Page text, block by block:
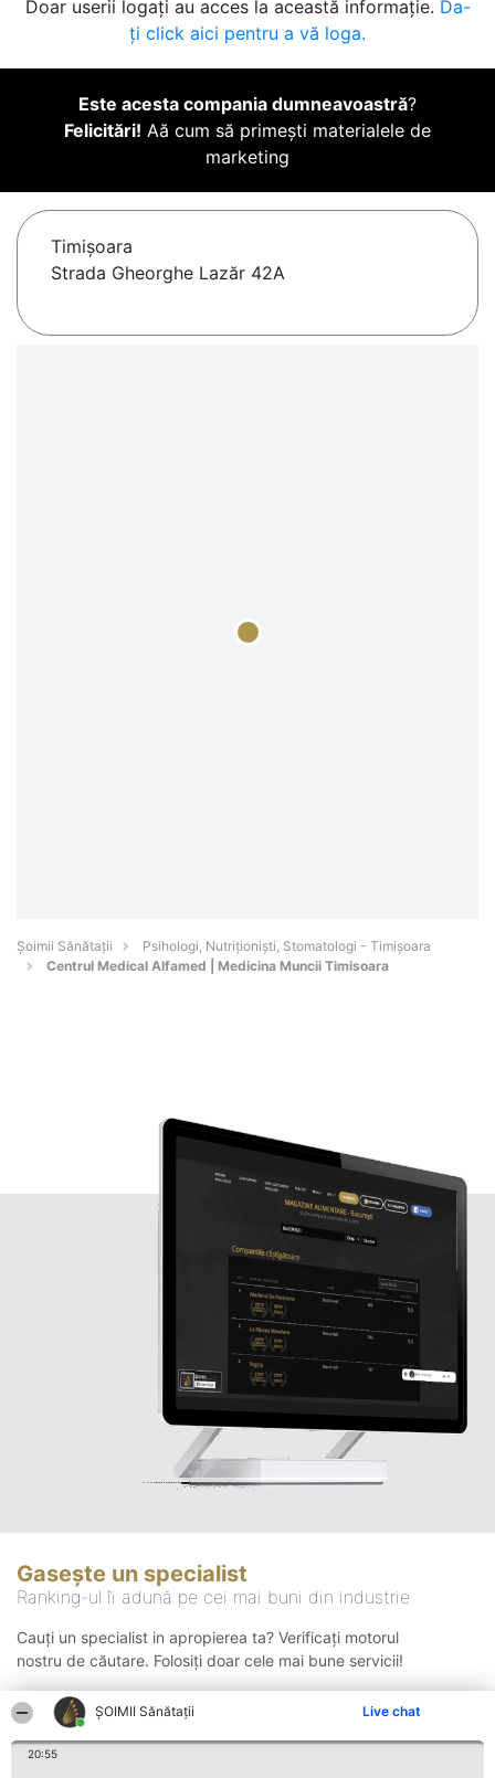
ŞOIMII Sănătații Live chat
20:55
Doar userii logați au acces la această informație. Da-
ți click aici pentru a vă loga.
Este acesta compania dumneavoastră?
Felicitări! Aă cum să primești materialele de
marketing
Timişoara
Strada Gheorghe Lazăr 42A
Şoimii Sănătații
Psihologi, Nutriționiști, Stomatologi - Timişoara
Centrul Medical Alfamed | Medicina Muncii Timisoara
Gasește un specialist
Ranking-ul îi adună pe cei mai buni din industrie
Cauți un specialist in apropierea ta? Verificați motorul
nostru de căutare. Folosiți doar cele mai bune servicii!